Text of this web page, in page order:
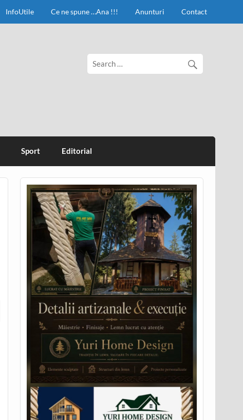
InfoUtile Ce ne spune …Ana !!! Anunturi Contact
Sport Editorial